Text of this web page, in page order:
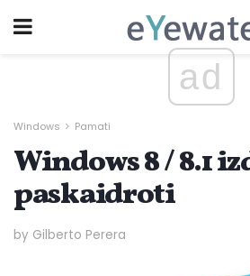
ad
Windows Pamati
Windows 8 / 8.1
paskaidroti
by Gilberto Perera